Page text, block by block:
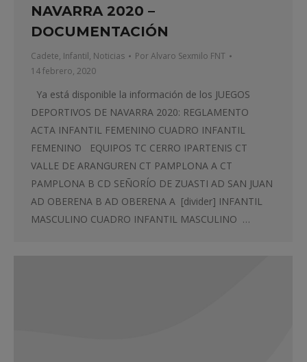
NAVARRA 2020 –
DOCUMENTACIÓN
Cadete, Infantil, Noticias PorAlvaro Sexmilo FNT
14 febrero, 2020
Ya está disponible la información de los JUEGOS
DEPORTIVOS DE NAVARRA 2020: REGLAMENTO
ACTA INFANTIL FEMENINO CUADRO INFANTIL
FEMENINO EQUIPOS TC CERRO IPARTENIS CT
VALLE DE ARANGUREN CT PAMPLONA A CT
PAMPLONA B CD SEÑORÍO DE ZUASTI AD SAN JUAN
AD OBERENA B AD OBERENA A [divider] INFANTIL
MASCULINO CUADRO INFANTIL MASCULINO …